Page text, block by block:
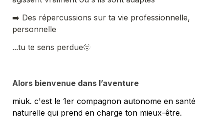
➡️​ Des répercussions sur ta vie professionnelle,
personnelle
...tu te sens perdue🫥​
Alors bienvenue dans l’aventure
miuk. c'est le 1er compagnon autonome en santé
naturelle qui prend en charge ton mieux-être.